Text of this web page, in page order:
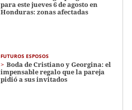
para este jueves 6 de agosto en
Honduras: zonas afectadas
FUTUROS ESPOSOS
Boda de Cristiano y Georgina: el
impensable regalo que la pareja
pidió a sus invitados